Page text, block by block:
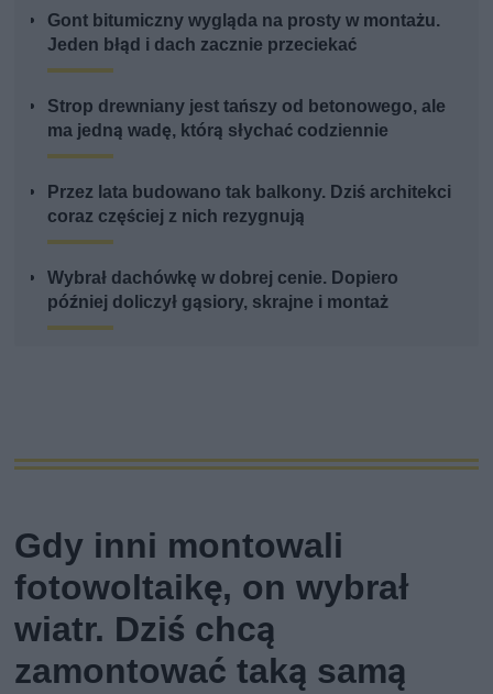
Gont bitumiczny wygląda na prosty w montażu.
Jeden błąd i dach zacznie przeciekać
Strop drewniany jest tańszy od betonowego, ale
ma jedną wadę, którą słychać codziennie
Przez lata budowano tak balkony. Dziś architekci
coraz częściej z nich rezygnują
Wybrał dachówkę w dobrej cenie. Dopiero
później doliczył gąsiory, skrajne i montaż
Gdy inni montowali
fotowoltaikę, on wybrał
wiatr. Dziś chcą
zamontować taką samą